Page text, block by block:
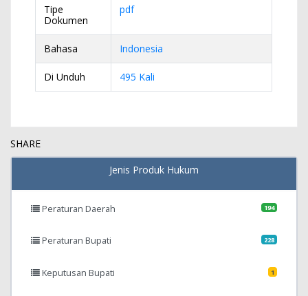
Tipe
Dokumen
pdf
Bahasa Indonesia
Di Unduh 495 Kali
SHARE
Jenis Produk Hukum
Peraturan Daerah 194
Peraturan Bupati 228
Keputusan Bupati 1